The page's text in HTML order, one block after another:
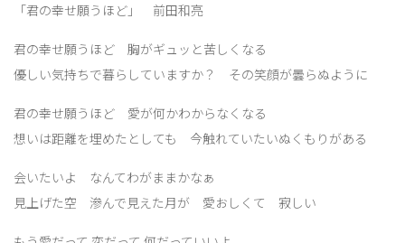
「君の幸せ願うほど」 前田和亮
君の幸せ願うほど 胸がギュッと苦しくなる
優しい気持ちで暮らしていますか？ その笑顔が曇らぬように
君の幸せ願うほど 愛が何かわからなくなる
想いは距離を埋めたとしても 今触れていたいぬくもりがある
会いたいよ なんてわがままかなぁ
見上げた空 滲んで見えた月が 愛おしくて 寂しい